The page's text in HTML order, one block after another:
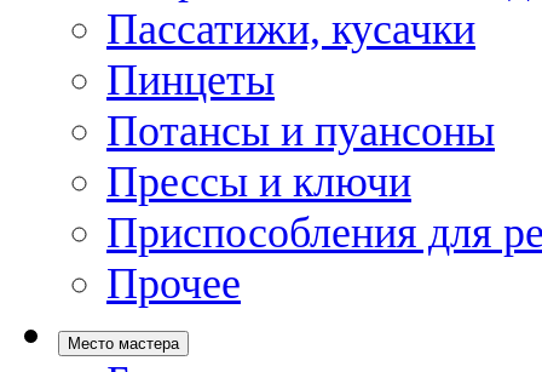
Пассатижи, кусачки
Пинцеты
Потансы и пуансоны
Прессы и ключи
Приспособления для
Прочее
Место мастера